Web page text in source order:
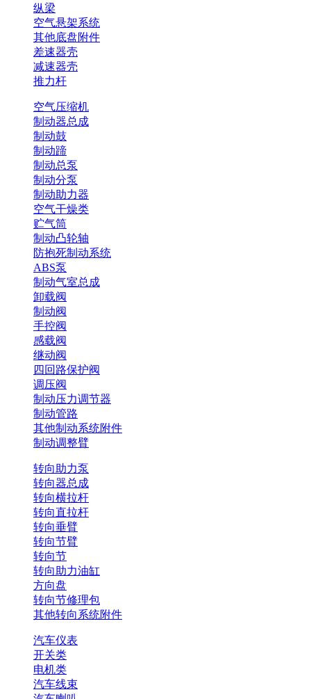
纵梁
空气悬架系统
其他底盘附件
差速器壳
减速器壳
推力杆
空气压缩机
制动器总成
制动鼓
制动蹄
制动总泵
制动分泵
制动助力器
空气干燥类
贮气筒
制动凸轮轴
防抱死制动系统
ABS泵
制动气室总成
卸载阀
制动阀
手控阀
感载阀
继动阀
四回路保护阀
调压阀
制动压力调节器
制动管路
其他制动系统附件
制动调整臂
转向助力泵
转向器总成
转向横拉杆
转向直拉杆
转向垂臂
转向节臂
转向节
转向助力油缸
方向盘
转向节修理包
其他转向系统附件
汽车仪表
开关类
电机类
汽车线束